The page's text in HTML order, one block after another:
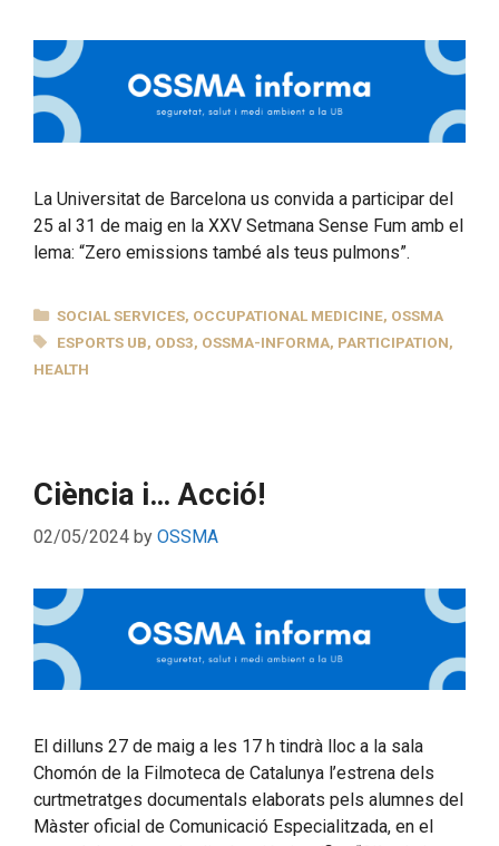
La Universitat de Barcelona us convida a participar del
25 al 31 de maig en la XXV Setmana Sense Fum amb el
lema: “Zero emissions també als teus pulmons”.
CATEGORIES
SOCIAL SERVICES, OCCUPATIONAL MEDICINE, OSSMA
TAGS
ESPORTS UB, ODS3, OSSMA-INFORMA, PARTICIPATION,
HEALTH
Ciència i… Acció!
02/05/2024 by OSSMA
El dilluns 27 de maig a les 17 h tindrà lloc a la sala
Chomón de la Filmoteca de Catalunya l’estrena dels
curtmetratges documentals elaborats pels alumnes del
Màster oficial de Comunicació Especialitzada, en el